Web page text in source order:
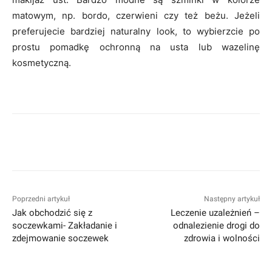
matowym, np. bordo, czerwieni czy też beżu. Jeżeli
preferujecie bardziej naturalny look, to wybierzcie po
prostu pomadkę ochronną na usta lub wazelinę
kosmetyczną.
Poprzedni artykuł
Jak obchodzić się z
soczewkami- Zakładanie i
zdejmowanie soczewek
Następny artykuł
Leczenie uzależnień –
odnalezienie drogi do
zdrowia i wolności